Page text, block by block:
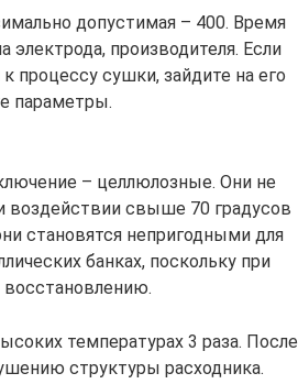
допустимая – 400. Время
производителя. Если
процессу сушки, зайдите на его
параметры.
– целлюлозные. Они не
воздействии свыше 70 градусов
становятся непригодными для
банках, поскольку при
восстановлению.
температурах 3 раза. После
структуры расходника.